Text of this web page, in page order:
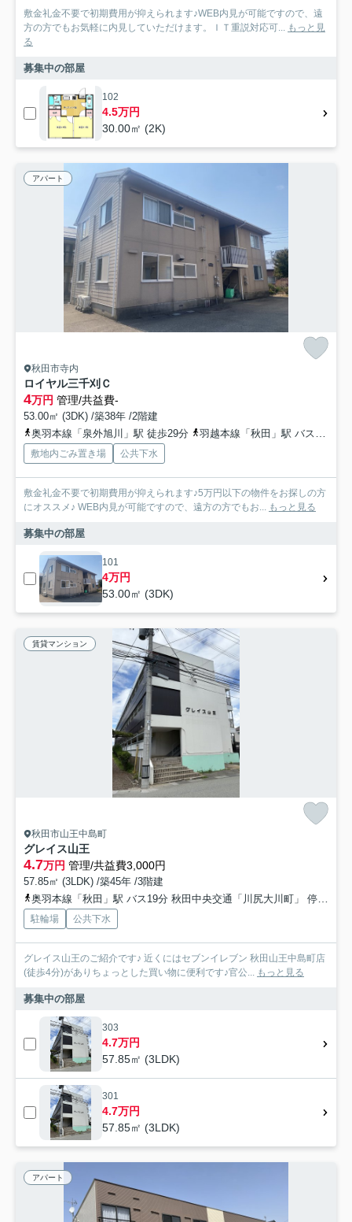
敷金礼金不要で初期費用が抑えられます♪WEB内見が可能ですので、遠
方の方でもお気軽に内見していただけます。ＩＴ重説対応可... もっと見
る
募集中の部屋
102
4.5万円
30.00㎡ (2K)
アパート
秋田市寺内
ロイヤル三千刈Ｃ
4万円 管理/共益費-
53.00㎡ (3DK) /築38年 /2階建
奥羽本線「泉外旭川」駅 徒歩29分
羽越本線「秋田」駅 バス19分 秋田中央交通「高野一区」 停歩5分
敷地内ごみ置き場 公共下水
敷金礼金不要で初期費用が抑えられます♪5万円以下の物件をお探しの方
にオススメ♪ WEB内見が可能ですので、遠方の方でもお... もっと見る
募集中の部屋
101
4万円
53.00㎡ (3DK)
賃貸マンション
秋田市山王中島町
グレイス山王
4.7万円 管理/共益費3,000円
57.85㎡ (3LDK) /築45年 /3階建
奥羽本線「秋田」駅 バス19分 秋田中央交通「川尻大川町」 停歩6分
駐輪場 公共下水
グレイス山王のご紹介です♪ 近くにはセブンイレブン 秋田山王中島町店
(徒歩4分)がありちょっとした買い物に便利です♪官公... もっと見る
募集中の部屋
303
4.7万円
57.85㎡ (3LDK)
301
4.7万円
57.85㎡ (3LDK)
アパート